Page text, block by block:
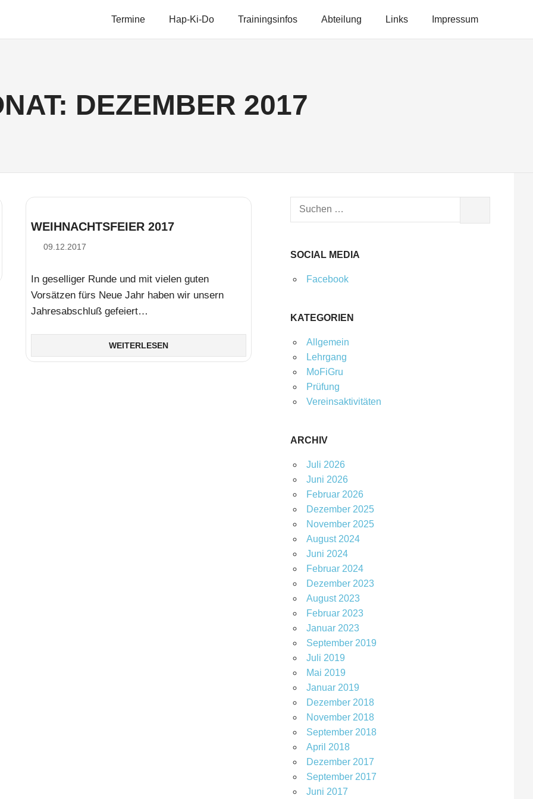
Termine Hap-Ki-Do Trainingsinfos Abteilung Links Impressum
DEZEMBER 2017
WEIHNACHTSFEIER 2017
09.12.2017
In geselliger Runde und mit vielen guten
Vorsätzen fürs Neue Jahr haben wir unsern
Jahresabschluß gefeiert…
WEITERLESEN
Suchen
SOCIAL MEDIA
Facebook
KATEGORIEN
Allgemein
Lehrgang
MoFiGru
Prüfung
Vereinsaktivitäten
ARCHIV
Juli 2026
Juni 2026
Februar 2026
Dezember 2025
November 2025
August 2024
Juni 2024
Februar 2024
Dezember 2023
August 2023
Februar 2023
Januar 2023
September 2019
Juli 2019
Mai 2019
Januar 2019
Dezember 2018
November 2018
September 2018
April 2018
Dezember 2017
September 2017
Juni 2017